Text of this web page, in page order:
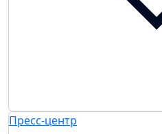
Пресс-центр